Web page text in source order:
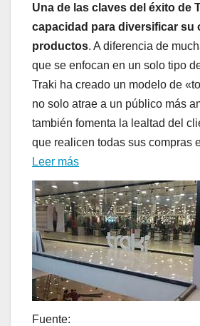
Una de las claves del éxito de
capacidad para diversificar su
productos. A diferencia de
que se enfocan en un solo tipo
Traki ha creado un modelo de
no solo atrae a un público más
también fomenta la lealtad del
que realicen todas sus compras
Leer más
Fuente: